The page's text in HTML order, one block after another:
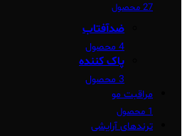
27 محصول
ضدآفتاب
4 محصول
پاک کننده
3 محصول
مراقبت مو
1 محصول
ترندهای آرایشی